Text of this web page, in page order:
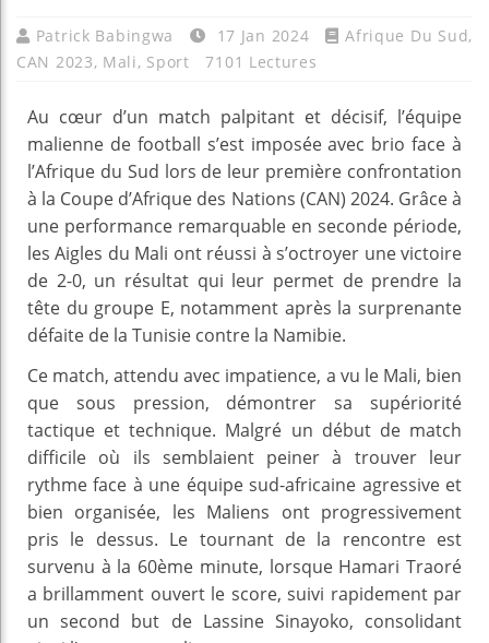
Patrick Babingwa 17 Jan 2024 Afrique Du Sud,
CAN 2023, Mali, Sport 7101 Lectures
Au cœur d’un match palpitant et décisif, l’équipe
malienne de football s’est imposée avec brio face à
l’Afrique du Sud lors de leur première confrontation
à la Coupe d’Afrique des Nations (CAN) 2024. Grâce à
une performance remarquable en seconde période,
les Aigles du Mali ont réussi à s’octroyer une victoire
de 2-0, un résultat qui leur permet de prendre la
tête du groupe E, notamment après la surprenante
défaite de la Tunisie contre la Namibie.
Ce match, attendu avec impatience, a vu le Mali, bien
que sous pression, démontrer sa supériorité
tactique et technique. Malgré un début de match
difficile où ils semblaient peiner à trouver leur
rythme face à une équipe sud-africaine agressive et
bien organisée, les Maliens ont progressivement
pris le dessus. Le tournant de la rencontre est
survenu à la 60ème minute, lorsque Hamari Traoré
a brillamment ouvert le score, suivi rapidement par
un second but de Lassine Sinayoko, consolidant